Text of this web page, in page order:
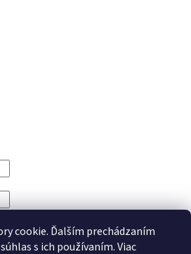
cookie. Ďalším prechádzaním
s ich používaním. Viac